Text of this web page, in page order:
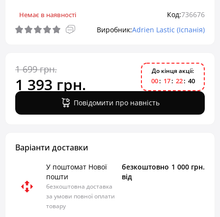
Немає в наявності Код:736676
Виробник:Adrien Lastic (Іспанія)
1 699 грн.
1 393 грн.
До кінця акції:
00 17 22 39
Повідомити про навність
Варіанти доставки
У поштомат Нової
пошти
безкоштовна доставка
за умови повної оплати
товару
безкоштовно
від
1 000 грн.